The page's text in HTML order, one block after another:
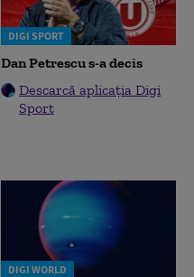
DIGI SPORT
Dan Petrescu s-a decis
Descarcă aplicația Digi
Sport
DIGI WORLD